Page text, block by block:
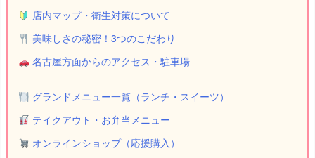
店内マップ・衛生対策について
美味しさの秘密！3つのこだわり
名古屋方面からのアクセス・駐車場
グランドメニュー一覧（ランチ・スイーツ）
テイクアウト・お弁当メニュー
オンラインショップ（応援購入）